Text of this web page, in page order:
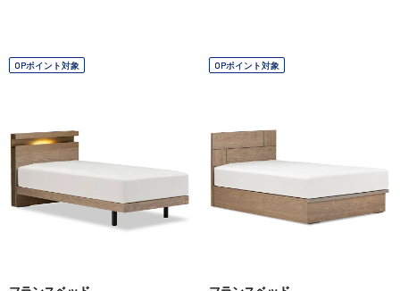
OPポイント対象 OPポイント対象